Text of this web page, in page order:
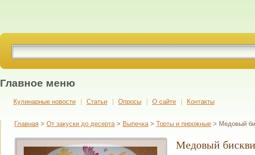
Главное меню
Кулинарные новости Cтатьи Опросы О сайте Контакты
Главная > От закуски до десерта > Выпечка > Торты и пирожные > Медовый
Медовый